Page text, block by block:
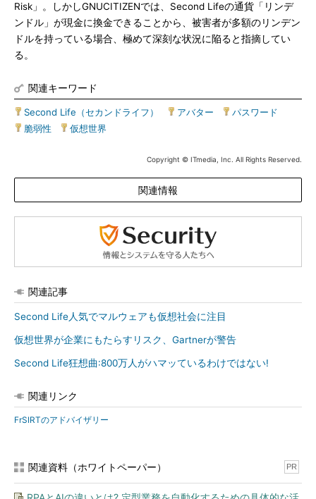
Risk」。しかしGNUCITIZENでは、Second Lifeの通貨「リンデ
ンドル」が現金に換金できることから、被害者が多額のリンデン
ドルを持っている場合、極めて深刻な状況に陥ると指摘してい
る。
関連キーワード
Second Life（セカンドライフ） アバター パスワード
脆弱性
仮想世界
Copyright © ITmedia, Inc. All Rights Reserved.
関連情報
関連記事
Second Life人気でマルウェアも仮想社会に注目
仮想世界が企業にもたらすリスク、Gartnerが警告
Second Life狂想曲:800万人がハマッているわけではない!
関連リンク
FrSIRTのアドバイザリー
関連資料（ホワイトペーパー） PR